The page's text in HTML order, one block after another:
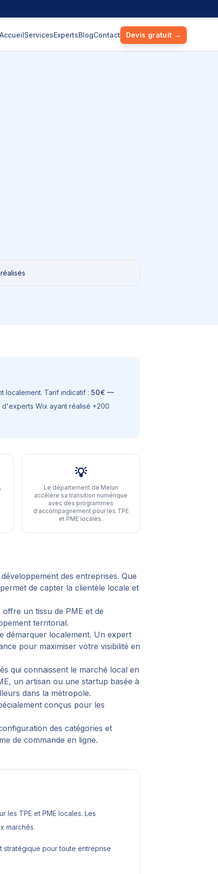
AccueilServicesExpertsBlogContact Devis gratuit →
localement. Tarif indicatif : 50€ —
Wix ayant réalisé +200
💡
Le département de Melun
accélère sa transition numérique
avec des programmes
d'accompagnement pour les TPE
et PME locales.
des entreprises. Que
de capter la clientèle locale et
un tissu de PME et de
territorial.
démarquer localement. Un expert
pour maximiser votre visibilité en
qui connaissent le marché local en
un artisan ou une startup basée à
dans la métropole.
conçus pour les
des catégories et
de commande en ligne.
les TPE et PME locales. Les
marchés.
stratégique pour toute entreprise